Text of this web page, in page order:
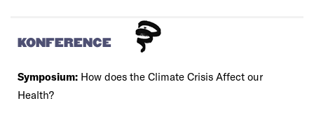
KONFERENCE
Symposium: How does the Climate Crisis Affect our
Health?